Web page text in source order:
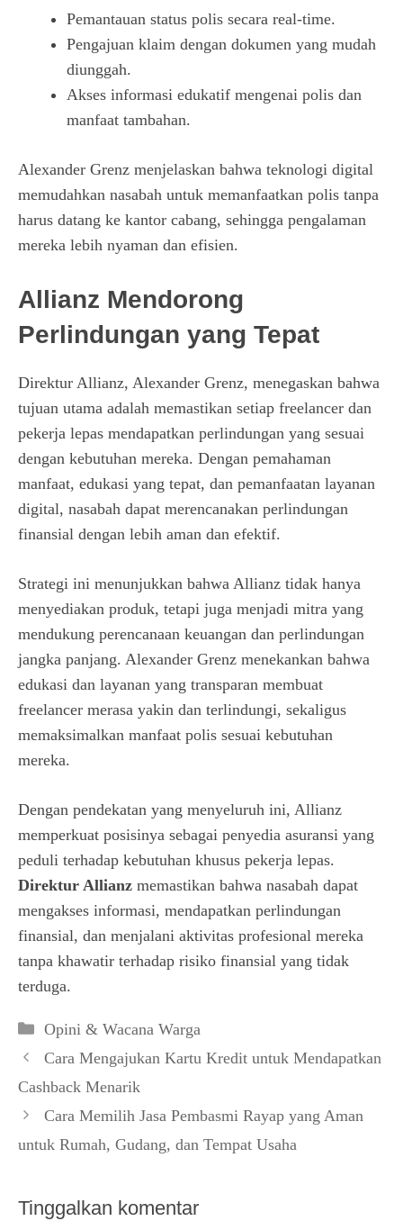
Pemantauan status polis secara real-time.
Pengajuan klaim dengan dokumen yang mudah
diunggah.
Akses informasi edukatif mengenai polis dan
manfaat tambahan.
Alexander Grenz menjelaskan bahwa teknologi digital
memudahkan nasabah untuk memanfaatkan polis tanpa
harus datang ke kantor cabang, sehingga pengalaman
mereka lebih nyaman dan efisien.
Allianz Mendorong
Perlindungan yang Tepat
Direktur Allianz, Alexander Grenz, menegaskan bahwa
tujuan utama adalah memastikan setiap freelancer dan
pekerja lepas mendapatkan perlindungan yang sesuai
dengan kebutuhan mereka. Dengan pemahaman
manfaat, edukasi yang tepat, dan pemanfaatan layanan
digital, nasabah dapat merencanakan perlindungan
finansial dengan lebih aman dan efektif.
Strategi ini menunjukkan bahwa Allianz tidak hanya
menyediakan produk, tetapi juga menjadi mitra yang
mendukung perencanaan keuangan dan perlindungan
jangka panjang. Alexander Grenz menekankan bahwa
edukasi dan layanan yang transparan membuat
freelancer merasa yakin dan terlindungi, sekaligus
memaksimalkan manfaat polis sesuai kebutuhan
mereka.
Dengan pendekatan yang menyeluruh ini, Allianz
memperkuat posisinya sebagai penyedia asuransi yang
peduli terhadap kebutuhan khusus pekerja lepas.
Direktur Allianz memastikan bahwa nasabah dapat
mengakses informasi, mendapatkan perlindungan
finansial, dan menjalani aktivitas profesional mereka
tanpa khawatir terhadap risiko finansial yang tidak
terduga.
Kategori
Opini & Wacana Warga
Cara Mengajukan Kartu Kredit untuk Mendapatkan
Cashback Menarik
Cara Memilih Jasa Pembasmi Rayap yang Aman
untuk Rumah, Gudang, dan Tempat Usaha
Tinggalkan komentar